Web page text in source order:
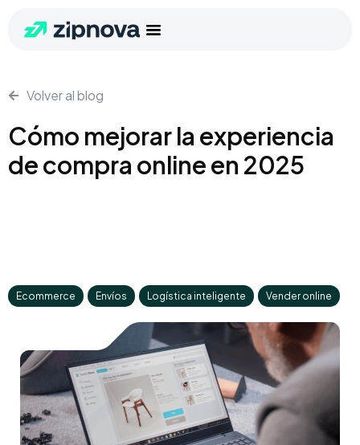
Volver al blog
Ecommerce Envíos Logística inteligente Vender online
Cómo mejorar la experiencia
de compra online en 2025